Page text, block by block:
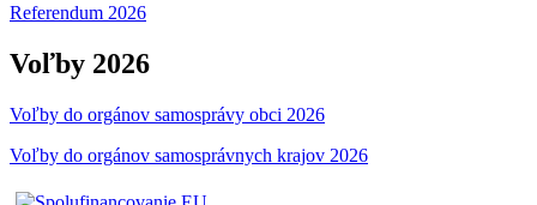
Referendum 2026
Voľby 2026
Voľby do orgánov samosprávy obci 2026
Voľby do orgánov samosprávnych krajov 2026